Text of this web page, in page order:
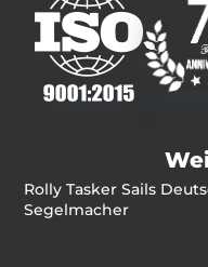
Rolly Tasker Sails
Segelmacher